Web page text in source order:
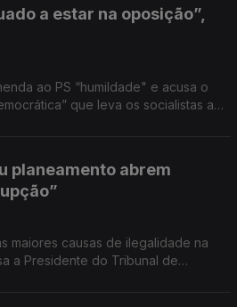
a estar na oposição”,
ao PS “humildade" e acusa o
que leva os socialistas a
planeamento abrem
maiores causas de ilegalidade na
a Presidente do Tribunal de